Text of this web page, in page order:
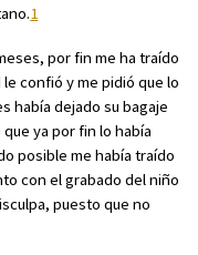
1
por fin me ha traído
confió y me pidió que lo
había dejado su bagaje
ya por fin lo había
posible me había traído
con el grabado del niño
puesto que no